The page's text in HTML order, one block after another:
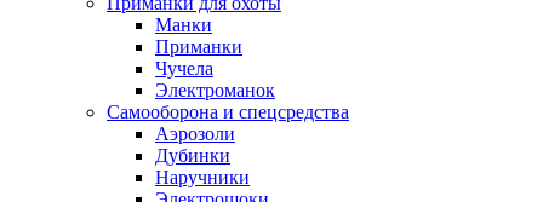
Манки
Приманки
Чучела
Электроманок
Самооборона и спецсредства
Аэрозоли
Дубинки
Наручники